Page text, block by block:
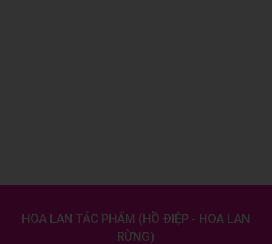
HOA LAN TÁC PHẨM (HỒ ĐIỆP - HOA LAN
RỪNG)